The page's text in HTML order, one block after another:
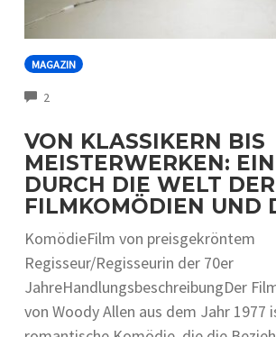
MAGAZIN
2
VON KLASSIKERN BIS
MEISTERWERKEN:
DURCH DIE WELT DER
FILMKOMÖDIEN UND
KomödieFilm von preisgekröntem
Regisseur/Regisseurin der 70er
JahreHandlungsbeschreibungDer
von Woody Allen aus dem Jahr 1977